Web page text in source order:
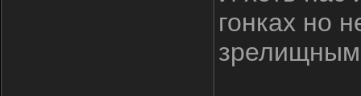
гонках но